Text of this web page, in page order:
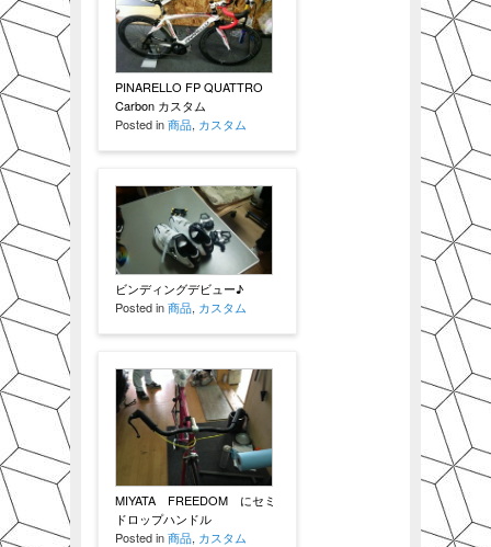
PINARELLO FP QUATTRO
Carbon カスタム
Posted in商品, カスタム
ビンディングデビュー♪
Posted in商品, カスタム
MIYATA FREEDOM にセミ
ドロップハンドル
Posted in商品, カスタム